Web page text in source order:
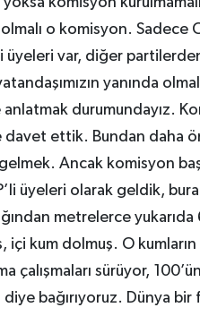
o komisyon. Sadece
var, diğer
yanında
anlatmak durumundayız.
ettik. Bundan daha
Ancak komisyon
üyeleri olarak geldik,
metrelerce yukarıda
kum dolmuş. O kumların
çalışmaları sürüyor,
diye bağırıyoruz. Dünya